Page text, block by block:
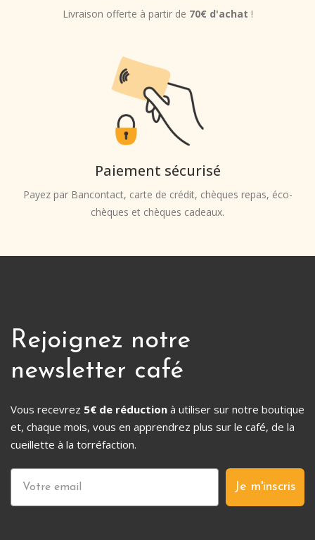
Livraison offerte à partir de 70€ d'achat !
Paiement sécurisé
Payez par Bancontact, carte de crédit, chèques repas, éco-
chèques et chèques cadeaux.
Rejoignez notre
newsletter café
Vous recevrez 5€ de réduction à utiliser sur notre boutique
et, chaque mois, vous en apprendrez plus sur le café, de la
cueillette à la torréfaction.
Je m'inscris